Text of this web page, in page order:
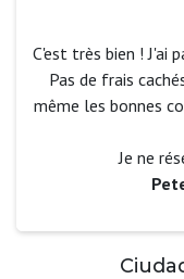
C'est très bien ! J'ai
Pas de frais
même les bonnes
Je ne